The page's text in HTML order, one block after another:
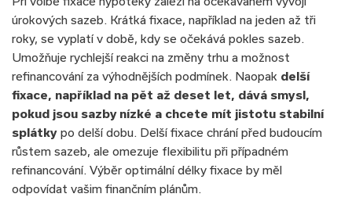
úrokových sazeb. Krátká fixace, například na jeden až tři
roky, se vyplatí v době, kdy se očekává pokles sazeb.
Umožňuje rychlejší reakci na změny trhu a možnost
refinancování za výhodnějších podmínek. Naopak delší
fixace, například na pět až deset let, dává smysl,
pokud jsou sazby nízké a chcete mít jistotu stabilní
splátky po delší dobu. Delší fixace chrání před budoucím
růstem sazeb, ale omezuje flexibilitu při případném
refinancování. Výběr optimální délky fixace by měl
odpovídat vašim finančním plánům.